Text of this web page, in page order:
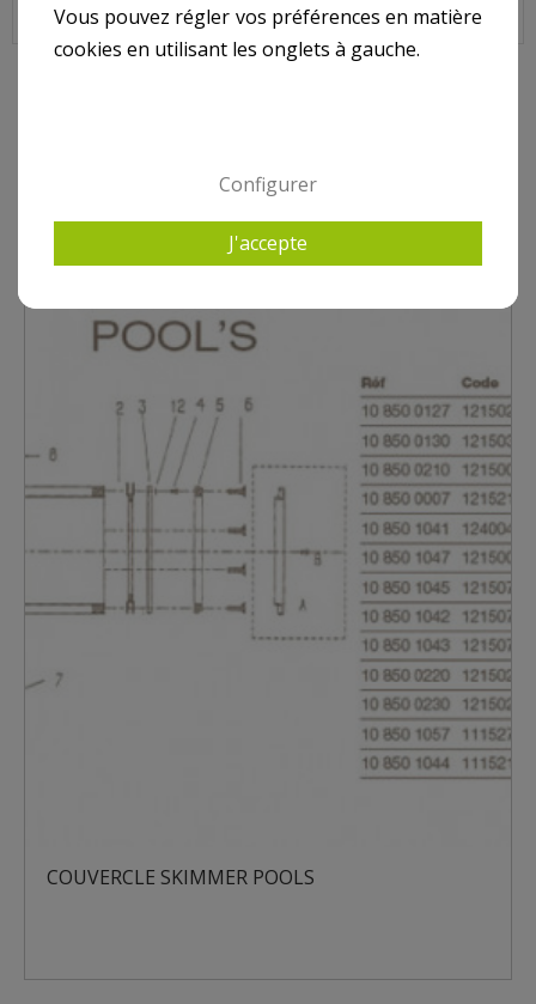
COUVERCLE SKIMMER POOLS
Vous pouvez régler vos préférences en matière
cookies en utilisant les onglets à gauche.
Configurer
J'accepte